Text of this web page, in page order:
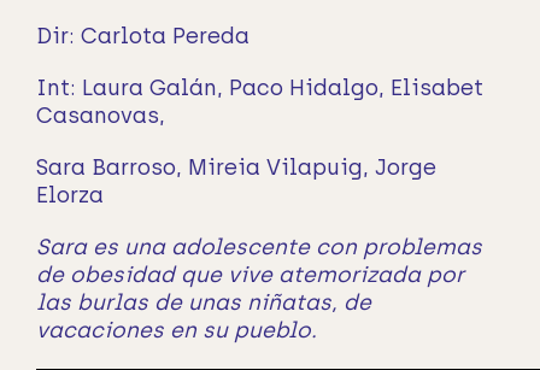
Dir: Carlota Pereda
Int: Laura Galán, Paco Hidalgo, Elisabet
Casanovas,
Sara Barroso, Mireia Vilapuig, Jorge
Elorza
Sara es una adolescente con problemas
de obesidad que vive atemorizada por
las burlas de unas niñatas, de
vacaciones en su pueblo.